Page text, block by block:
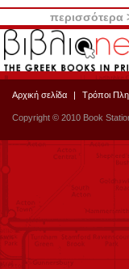
περισσότερα
Αρχική σελίδα | Τρόποι
Copyright © 2010 Book